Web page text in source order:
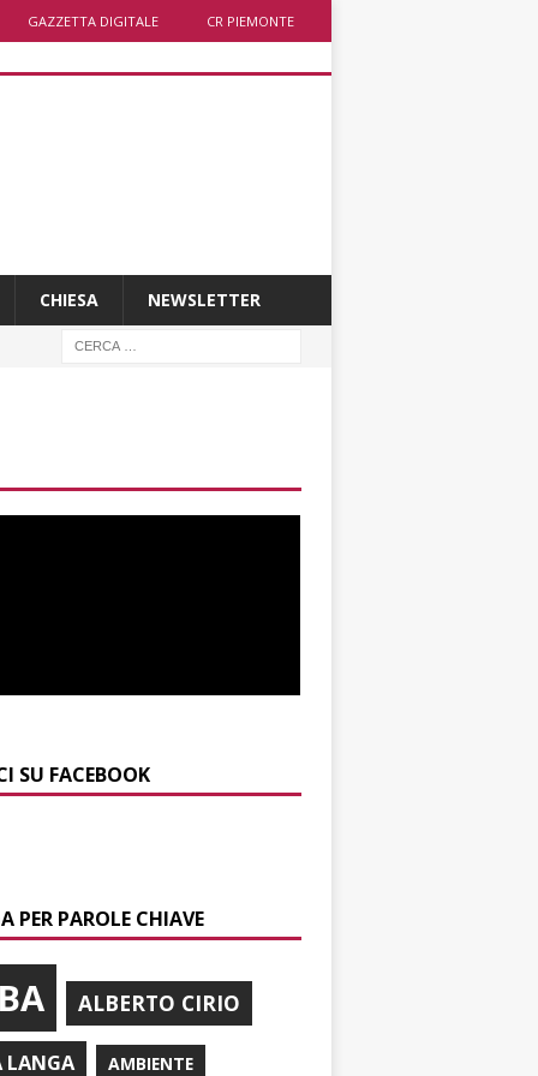
GAZZETTA DIGITALE CR PIEMONTE
CHIESA NEWSLETTER
SU FACEBOOK
PER PAROLE CHIAVE
ALBERTO CIRIO
LANGA AMBIENTE